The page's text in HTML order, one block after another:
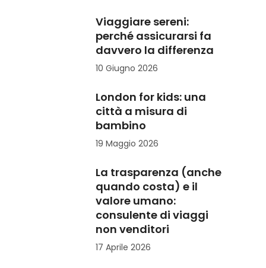
Viaggiare sereni:
perché assicurarsi fa
davvero la differenza
10 Giugno 2026
London for kids: una
città a misura di
bambino
19 Maggio 2026
La trasparenza (anche
quando costa) e il
valore umano:
consulente di viaggi
non venditori
17 Aprile 2026